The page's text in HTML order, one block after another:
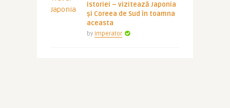
istoriei – vizitează Japonia
și Coreea de Sud în toamna
aceasta
by Imperator